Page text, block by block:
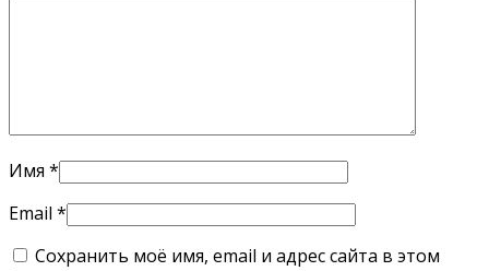
Имя *
Email *
Сохранить моё имя, email и адрес сайта в этом